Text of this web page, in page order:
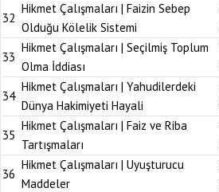
32
Hikmet Çalışmaları | Faizin Sebep
Olduğu Kölelik Sistemi
33
Hikmet Çalışmaları | Seçilmiş Toplum
Olma İddiası
34
Hikmet Çalışmaları | Yahudilerdeki
Dünya Hakimiyeti Hayali
35
Hikmet Çalışmaları | Faiz ve Riba
Tartışmaları
36
Hikmet Çalışmaları | Uyuşturucu
Maddeler